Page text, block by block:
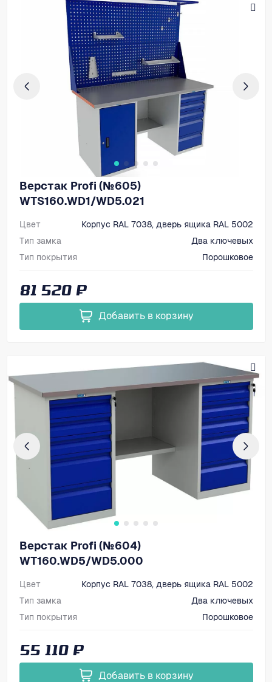
Верстак Profi (№605)
WTS160.WD1/WD5.021
Цвет
Корпус RAL 7038, дверь ящика RAL 5002
Тип замка
Два ключевых
Тип покрытия
Порошковое
81 520 ₽
Добавить в корзину
Верстак Profi (№604)
WT160.WD5/WD5.000
Цвет
Корпус RAL 7038, дверь ящика RAL 5002
Тип замка
Два ключевых
Тип покрытия
Порошковое
55 110 ₽
Добавить в корзину